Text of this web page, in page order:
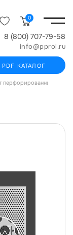
0
8 (800) 707-79-58
info@pprol.ru
PDF КАТАЛОГ
перфорированный Qg